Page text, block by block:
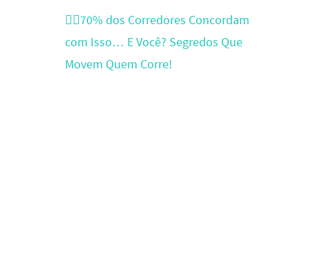
🏃‍♂️70% dos Corredores Concordam
com Isso… E Você? Segredos Que
Movem Quem Corre!